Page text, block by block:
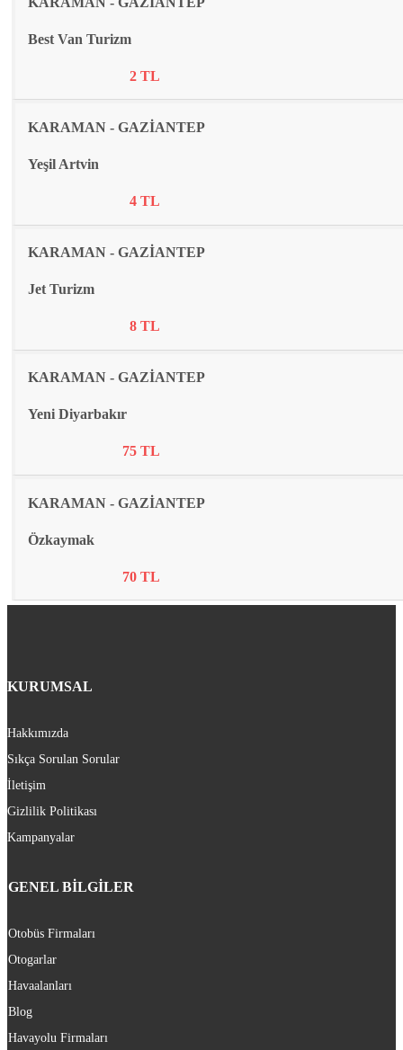
Best Van Turizm
2 TL
KARAMAN - GAZİANTEP
Yeşil Artvin
4 TL
KARAMAN - GAZİANTEP
Jet Turizm
8 TL
KARAMAN - GAZİANTEP
Yeni Diyarbakır
75 TL
KARAMAN - GAZİANTEP
Özkaymak
70 TL
KURUMSAL
Hakkımızda
Sıkça Sorulan Sorular
İletişim
Gizlilik Politikası
Kampanyalar
GENEL BİLGİLER
Otobüs Firmaları
Otogarlar
Havaalanları
Blog
Havayolu Firmaları